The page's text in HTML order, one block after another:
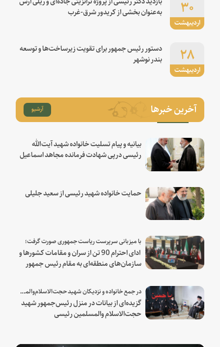
اردیبهشت
۳۰
به‌عنوان بخشی از کریدور شرق-غرب
اردیبهشت
۲۸
دستور رئیس جمهور برای تقویت زیرساخت‌ها و توسعه
بندر نوشهر
آخرین خبرها آرشیو
بیانیه و پیام تسلیت خانواده شهید آیت‌الله
رئیسی درپی شهادت فرمانده مجاهد اسماعیل
حمایت خانواده شهید رئیسی از سعید جلیلی
با میزبانی سرپرست ریاست جمهوری صورت گرفت؛
ادای احترام 90 تن از سران و مقامات کشورها و
سازمان‌های منطقه‌ای به مقام رئیس جمهور
در جمع خانواده و نزدیکان شهید حجت‌الاسلام‌والمسلمین رئیسی:
گزیده‌ای از بیانات در منزل رئیس‌جمهور شهید
حجت‌الاسلام والمسلمین رئیسی